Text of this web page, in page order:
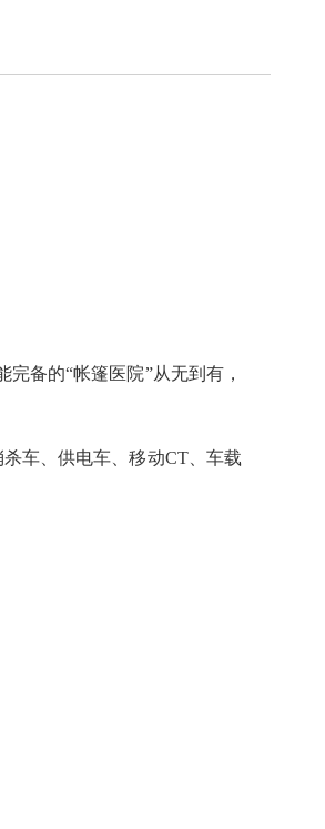
备的“帐篷医院”从无到有，
车、供电车、移动CT、车载